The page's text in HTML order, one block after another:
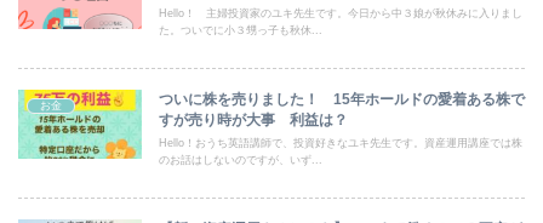
Hello！ 主婦投資家のユキ先生です。今日から中３娘が秋休みに入りまし
た。ついでに小３甥っ子も秋休...
お金
ついに株を売りました！ 15年ホールドの愛着ある株で
すが売り時が大事 利益は？
Hello！おうち英語講師で、投資好きなユキ先生です。資産運用講座では株
のお話はしないのですが、いず...